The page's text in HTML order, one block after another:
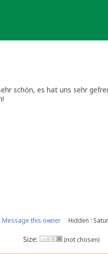
schön, es hat uns sehr
Message this owner Hidden :
Size: (not chosen)